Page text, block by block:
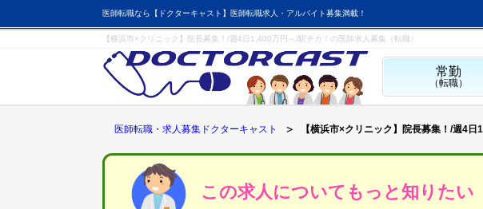
医師転職なら【ドクターキャスト】医師転職求人・アルバイト募集満載！
【横浜市×クリニック】院長募集！/週4日1,400万円～/駅チカ！の医師求人募集（転職）
常勤
（転職）
医師転職・求人募集ドクターキャスト 【横浜市×クリニック】院長募集！/週4日
この求人についてもっと知りたい